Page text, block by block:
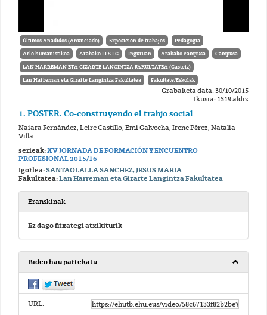
Últimos Añadidos (Anunciado) Exposición de trabajos Pedagogia
Arlo humanistikoa Arabako I.I.S.I.G Inguruan Arabako campusa Campusa
LAN HARREMAN ETA GIZARTE LANGINTZA FAKULTATEA (Gasteiz)
Lan Harreman eta Gizarte Langintza Fakultatea Fakultate/Eskolak
Grabaketa data: 30/10/2015
Ikusia: 1319 aldiz
1. POSTER. Co-construyendo el trabjo social
Naiara Fernández, Leire Castillo, Emi Galvecha, Irene Pérez, Natalia
Villa
serieak:XV JORNADA DE FORMACIÓN Y ENCUENTRO
PROFESIONAL 2015/16
Igorlea:SANTAOLALLA SANCHEZ, JESUS MARIA
Fakultatea:Lan Harreman eta Gizarte Langintza Fakultatea
Eranskinak
Ez dago fitxategi atxikiturik
Bideo hau partekatu
URL: